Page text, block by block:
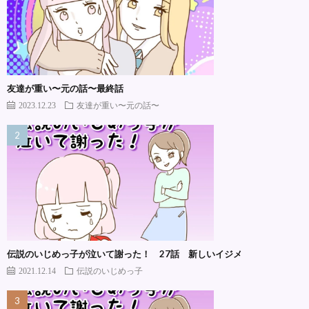
友達が重い〜元の話〜最終話
2023.12.23 友達が重い〜元の話〜
伝説のいじめっ子が泣いて謝った！ 27話 新しいイジメ
2021.12.14 伝説のいじめっ子